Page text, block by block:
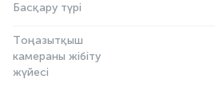
Басқару түрі
Тоңазытқыш
камераны жібіту
жүйесі